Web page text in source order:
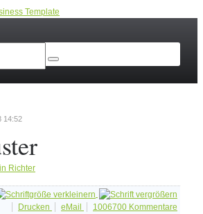
14:52
Richter
Drucken
eMail 1006700 Kommentare